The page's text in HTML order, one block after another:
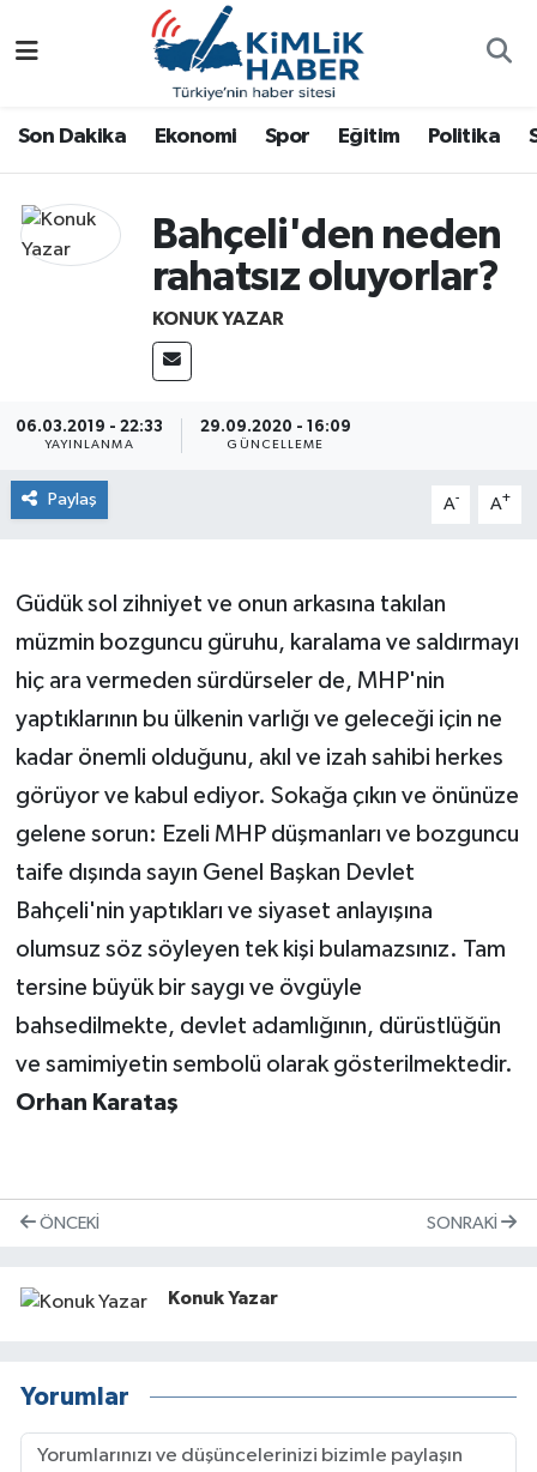
Son Dakika Ekonomi Spor Eğitim Politika
Bahçeli'den neden
rahatsız oluyorlar?
KONUK YAZAR
06.03.2019 - 22:33
YAYINLANMA
29.09.2020 - 16:09
GÜNCELLEME
Paylaş A- A+
Güdük sol zihniyet ve onun arkasına takılan
müzmin bozguncu güruhu, karalama ve saldırmayı
hiç ara vermeden sürdürseler de, MHP'nin
yaptıklarının bu ülkenin varlığı ve geleceği için ne
kadar önemli olduğunu, akıl ve izah sahibi herkes
görüyor ve kabul ediyor. Sokağa çıkın ve önünüze
gelene sorun: Ezeli MHP düşmanları ve bozguncu
taife dışında sayın Genel Başkan Devlet
Bahçeli'nin yaptıkları ve siyaset anlayışına
olumsuz söz söyleyen tek kişi bulamazsınız. Tam
tersine büyük bir saygı ve övgüyle
bahsedilmekte, devlet adamlığının, dürüstlüğün
ve samimiyetin sembolü olarak gösterilmektedir.
Orhan Karataş
ÖNCEKI SONRAKI
Konuk Yazar
Yorumlar
Antalya
Güncel
İznik
Mudanya
Özel Haber
Politika
Sağlık
Spor
Nöbetçi Eczaneler
Namaz Vakitleri
Trafik Durumu
Son Dakika Haberleri
Haber Arşivi